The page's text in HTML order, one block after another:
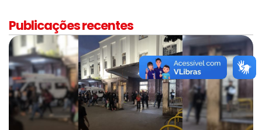
Publicações recentes